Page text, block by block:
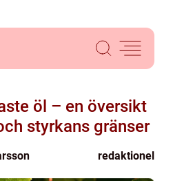
öl – en översikt
styrkans gränser
redaktionel